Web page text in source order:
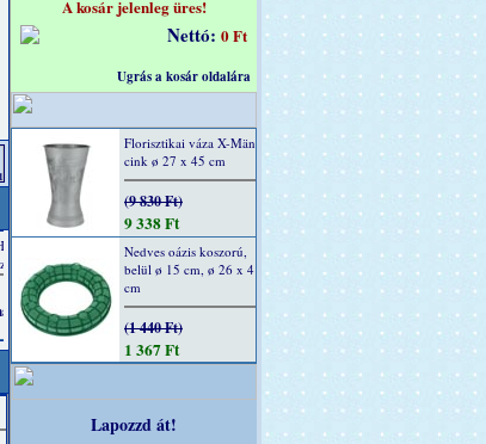
A kosár jelenleg üres!
Nettó: 0 Ft
Ugrás a kosár oldalára
Florisztikai váza X-Män
cink ø 27 x 45 cm
(9 830 Ft)
9 338 Ft
Nedves oázis koszorú,
belül ø 15 cm, ø 26 x 4
cm
(1 440 Ft)
1 367 Ft
Lapozzd át!